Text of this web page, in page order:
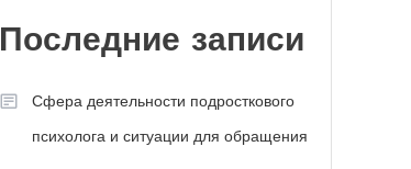
Последние записи
Сфера деятельности подросткового
психолога и ситуации для обращения